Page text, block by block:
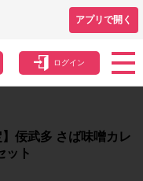
アプリで開く
ログイン
佞武多 さば味噌カレ
ット